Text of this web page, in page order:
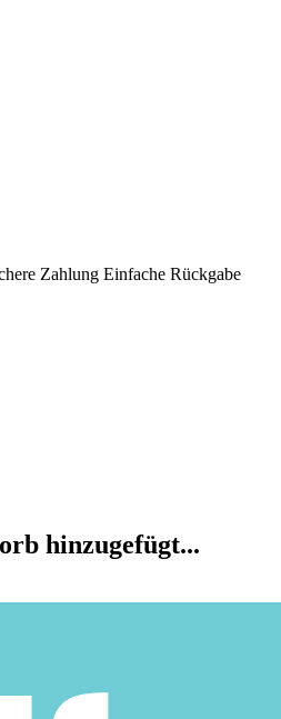
Zahlung Einfache Rückgabe
hinzugefügt...